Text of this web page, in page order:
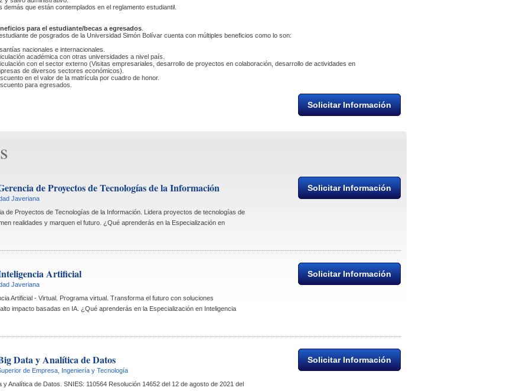
demás que están contemplados en el reglamento estudiantil.
para el estudiante/becas a egresados
de posgrados de la Universidad Simón Bolívar cuenta con múltiples beneficios como lo son:
nacionales e internacionales.
académica con otras universidades a nivel país.
con el sector externo (Visitas empresariales, desarrollo de proyectos en colaboración, desarrollo de actividades en
de diversos sectores económicos).
en el valor de la matrícula por cuadro de honor.
para egresados.
Solicitar Información
de Proyectos de Tecnologías de la Información
Javeriana
Solicitar Información
de Proyectos de Tecnologías de la Información. Lidera proyectos de tecnologías de
realidades y marquen el futuro. ¿Qué aprenderás en la Especialización en
Artificial
Javeriana
Solicitar Información
Artificial - Virtual. Programa virtual. Transforma el futuro con soluciones
impacto basadas en IA. ¿Qué aprenderás en la Especialización en Inteligencia
Data y Analítica de Datos
de Empresa, Ingeniería y Tecnología
Solicitar Información
y Analítica de Datos. SNIES: 110564 Resolución 14652 del 12 de agosto de 2021 del